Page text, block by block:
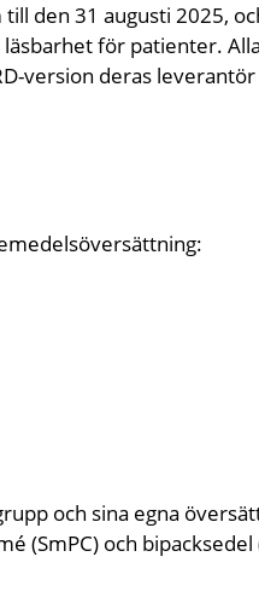
den 31 augusti 2025,
för patienter.
version deras
och sina egna
(SmPC) och bipacksedel